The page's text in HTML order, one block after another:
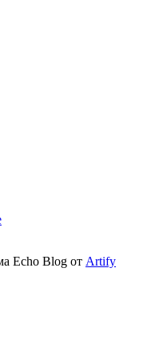
Echo Blog от Artify